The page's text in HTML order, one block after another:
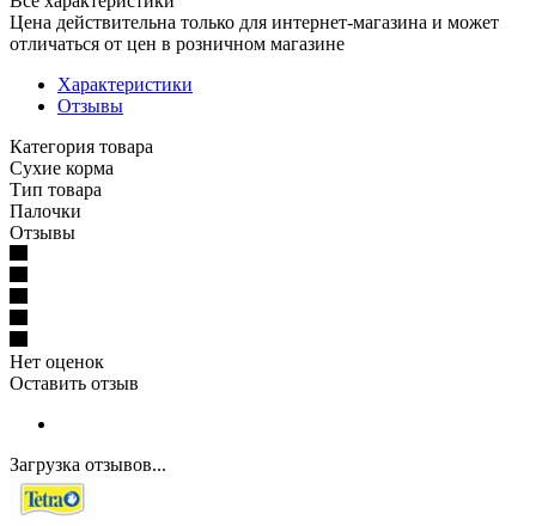
Цена действительна только для интернет-магазина и может
отличаться от цен в розничном магазине
Характеристики
Отзывы
Категория товара
Сухие корма
Тип товара
Палочки
Отзывы
Нет оценок
Оставить отзыв
Загрузка отзывов...